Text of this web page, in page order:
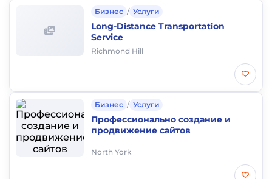
Бизнес / Услуги
Long-Distance Transportation
Service
Richmond Hill
Бизнес / Услуги
Профессионально создание и
продвижение сайтов
North York